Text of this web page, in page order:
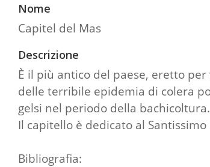
Nome
Capitel del Mas
Descrizione
È il più antico del paese, eretto
delle terribile epidemia di colera
gelsi nel periodo della bachicoltura.
Il capitello è dedicato al
Bibliografia: